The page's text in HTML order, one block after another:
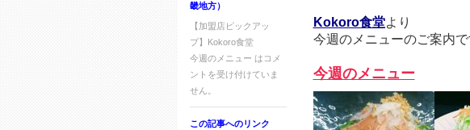
畿地方）
【加盟店ピックアッ
プ】Kokoro食堂
今週のメニュー は コメ
ントを受け付けていま
せん。
この記事へのリンク
Kokoro食堂より
今週のメニューのご案内で
今週のメニュー